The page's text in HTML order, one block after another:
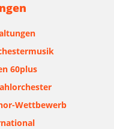
60plus
Wettbewerb